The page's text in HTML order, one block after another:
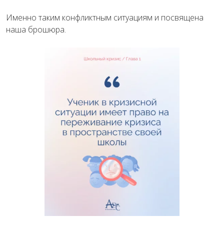
Именно таким конфликтным ситуациям и посвящена
наша брошюра.